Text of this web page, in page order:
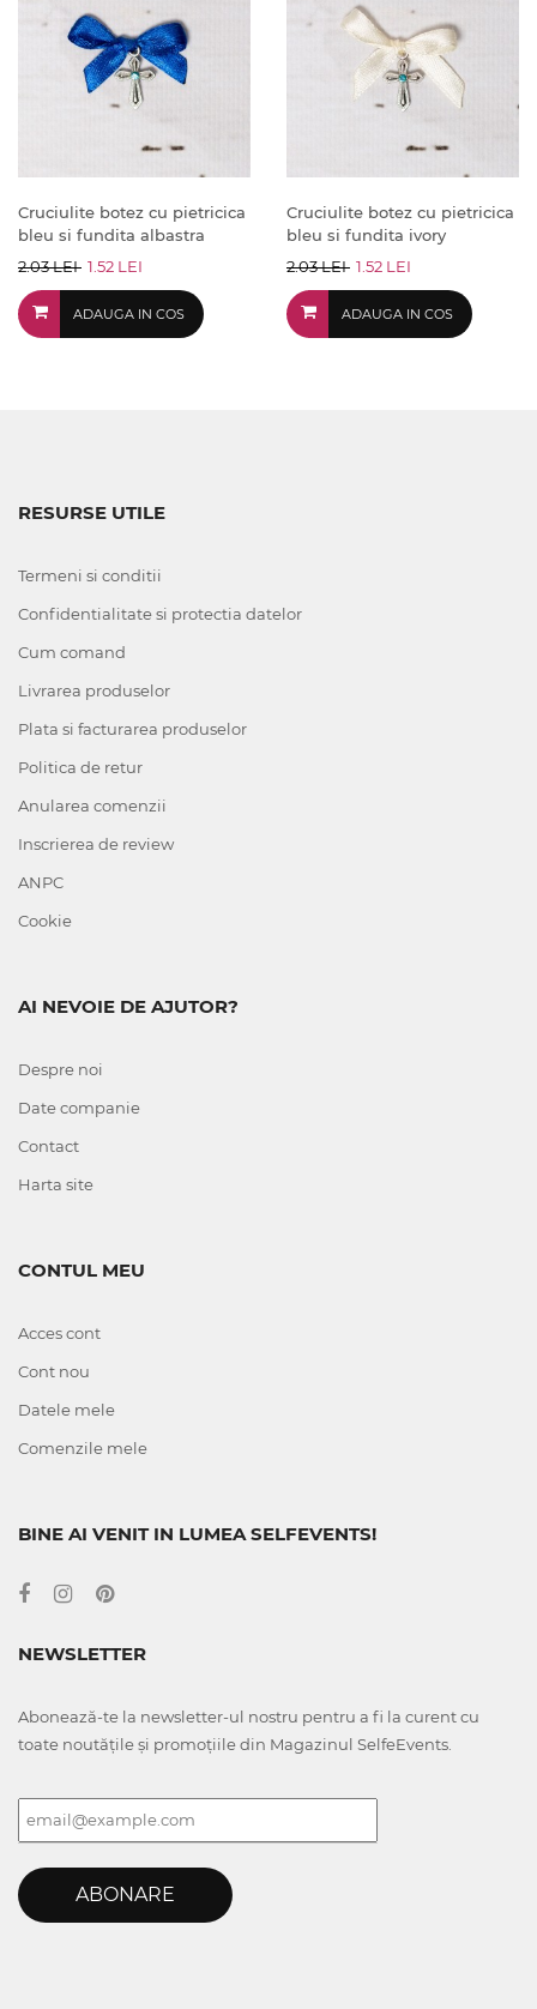
Cruciulite botez cu pietricica
bleu si fundita albastra
2.03 LEI 1.52 LEI
ADAUGA IN COS
Cruciulite botez cu pietricica
bleu si fundita ivory
2.03 LEI 1.52 LEI
ADAUGA IN COS
RESURSE UTILE
Termeni si conditii
Confidentialitate si protectia datelor
Cum comand
Livrarea produselor
Plata si facturarea produselor
Politica de retur
Anularea comenzii
Inscrierea de review
ANPC
Cookie
AI NEVOIE DE AJUTOR?
Despre noi
Date companie
Contact
Harta site
CONTUL MEU
Acces cont
Cont nou
Datele mele
Comenzile mele
BINE AI VENIT IN LUMEA SELFEVENTS!
NEWSLETTER
Abonează-te la newsletter-ul nostru pentru a fi la curent cu
toate noutățile și promoțiile din Magazinul SelfeEvents.
ABONARE